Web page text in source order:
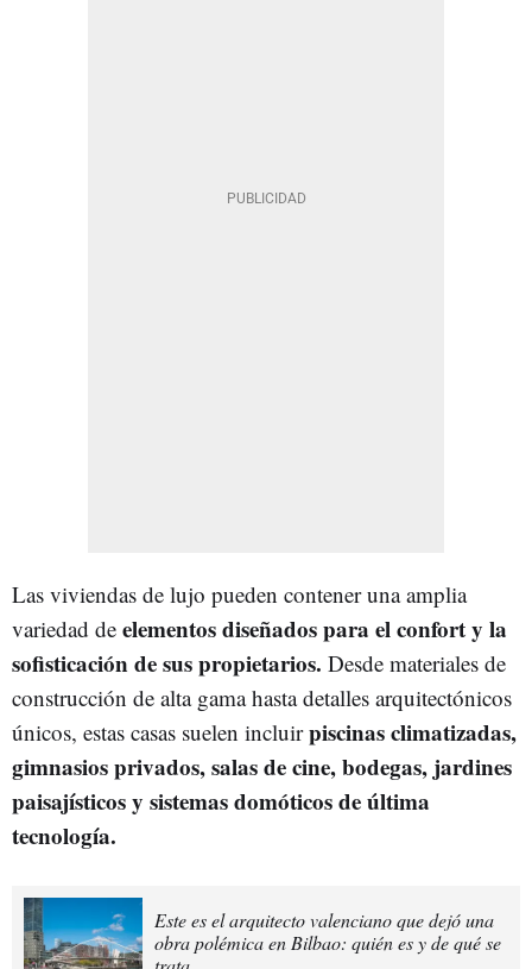
Las viviendas de lujo pueden contener una amplia
variedad de elementos diseñados para el confort y la
sofisticación de sus propietarios. Desde materiales de
construcción de alta gama hasta detalles arquitectónicos
únicos, estas casas suelen incluirpiscinas climatizadas,
gimnasios privados, salas de cine, bodegas, jardines
paisajísticos y sistemas domóticos de última
tecnología.
Este es el arquitecto valenciano que dejó una
obra polémica en Bilbao: quién es y de qué se